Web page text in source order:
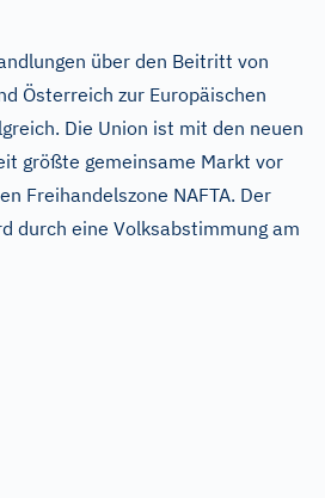
über den Beitritt von
Österreich zur Europäischen
Die Union ist mit den neuen
größte gemeinsame Markt vor
Freihandelszone NAFTA. Der
durch eine Volksabstimmung am